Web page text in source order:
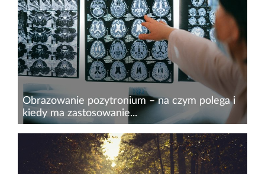
wydłużenie życia. Dziś coraz częściej pojawia
się nowe wyzwanie – jak sprawić, aby dłuższe
życie oznaczało również dłużej...
Obrazowanie pozytronium – na czym polega i
kiedy ma zastosowanie...
Współczesna medycyna coraz częściej sięga po
rozwiązania z pogranicza fizyki kwantowej.
Jednym z najnowszych osiągnięć zespołu prof.